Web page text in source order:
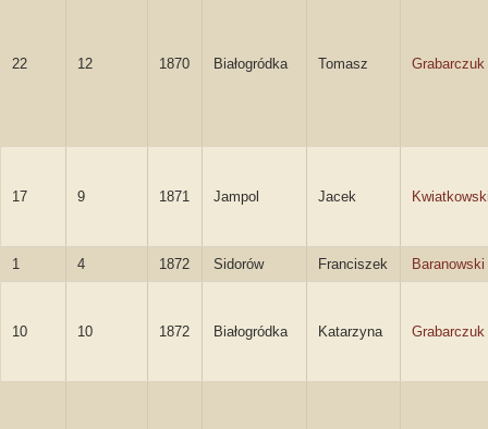
22 12 1870 Białogródka Tomasz Grabarczuk
17 9 1871 Jampol Jacek
1 4 1872 Sidorów Franciszek Baranowski
10 10 1872 Białogródka Katarzyna Grabarczuk